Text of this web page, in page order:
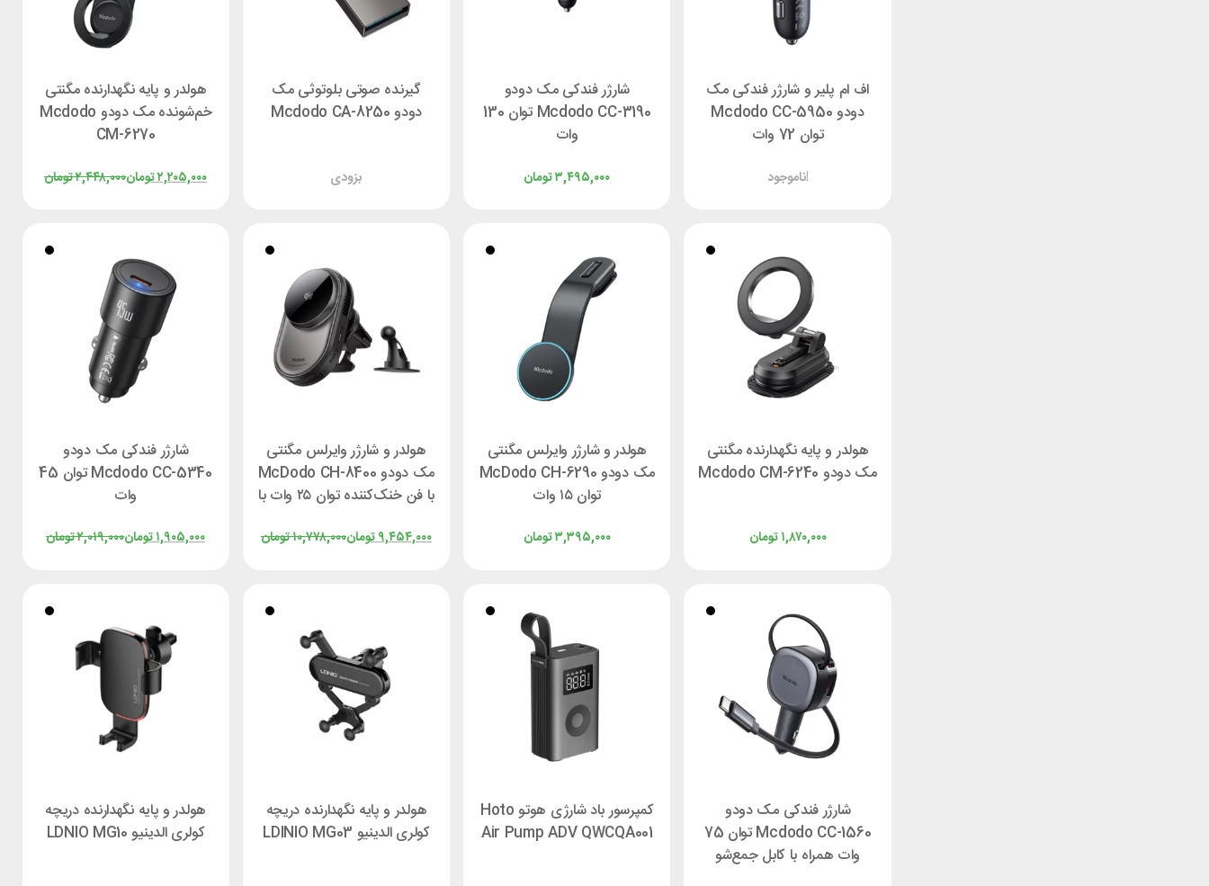
اف ام پلیر و شارژر فندکی مک
دودو Mcdodo CC-5950
توان 72 وات
ناموجود!
شارژر فندکی مک دودو
Mcdodo CC-3190 توان 130
وات
تومان۳,۴۹۵,۰۰۰
گیرنده صوتی بلوتوثی مک
دودو Mcdodo CA-8250
بزودی
هولدر و پایه نگهدارنده مگنتی
خم‌شونده مک دودو Mcdodo
CM-6270
تومان۲,۴۴۸,۰۰۰تومان۲,۲۰۵,۰۰۰
هولدر و پایه نگهدارنده مگنتی
مک دودو Mcdodo CM-6240
تومان۱,۸۷۰,۰۰۰
هولدر و شارژر وایرلس مگنتی
مک دودو McDodo CH-6290
توان ۱۵ وات
تومان۳,۳۹۵,۰۰۰
هولدر و شارژر وایرلس مگنتی
مک دودو McDodo CH-8400
با فن خنک‌کننده توان ۲۵ وات با
تومان۱۰,۷۷۸,۰۰۰تومان۹,۴۵۴,۰۰۰
شارژر فندکی مک دودو
Mcdodo CC-5340 توان 45
وات
تومان۲,۰۱۹,۰۰۰تومان۱,۹۰۵,۰۰۰
شارژر فندکی مک دودو
Mcdodo CC-1560 توان 75
وات همراه با کابل جمع‌شو
کمپرسور باد شارژی هوتو Hoto
Air Pump ADV QWCQA001
هولدر و پایه نگهدارنده دریچه
کولری الدینیو LDINIO MG03
هولدر و پایه نگهدارنده دریچه
کولری الدینیو LDNIO MG10